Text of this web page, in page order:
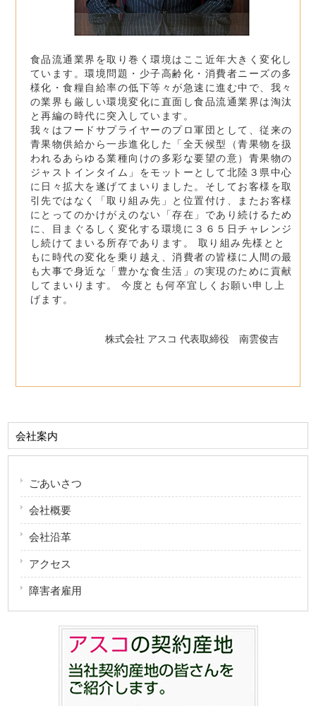
食品流通業界を取り巻く環境はここ近年大きく変化し
ています。環境問題・少子高齢化・消費者ニーズの多
様化・食糧自給率の低下等々が急速に進む中で、我々
の業界も厳しい環境変化に直面し食品流通業界は淘汰
と再編の時代に突入しています。
我々はフードサプライヤーのプロ軍団として、従来の
青果物供給から一歩進化した「全天候型（青果物を扱
われるあらゆる業種向けの多彩な要望の意）青果物の
ジャストインタイム」をモットーとして北陸３県中心
に日々拡大を遂げてまいりました。そしてお客様を取
引先ではなく「取り組み先」と位置付け、またお客様
にとってのかけがえのない「存在」であり続けるため
に、目まぐるしく変化する環境に３６５日チャレンジ
し続けてまいる所存であります。 取り組み先様とと
もに時代の変化を乗り越え、消費者の皆様に人間の最
も大事で身近な「豊かな食生活」の実現のために貢献
してまいります。 今度とも何卒宜しくお願い申し上
げます。
株式会社 アスコ 代表取締役 南雲俊吉
会社案内
ごあいさつ
会社概要
会社沿革
アクセス
障害者雇用